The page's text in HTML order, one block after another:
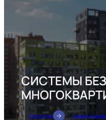
СИСТЕМЫ
Клиентам Умные